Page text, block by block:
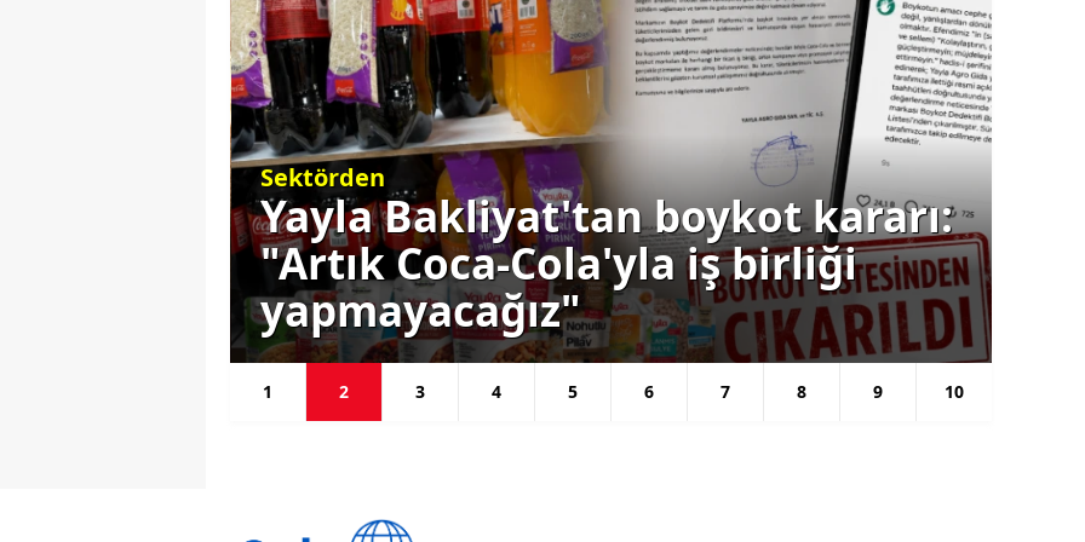
Sektörden
Yayla Bakliyat'tan boykot kararı:
"Artık Coca-Cola'yla iş birliği
yapmayacağız"
1 2 3 4 5 6 7 8 9 10